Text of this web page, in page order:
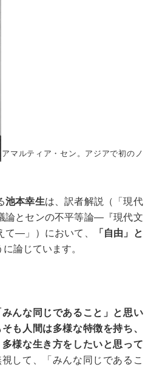
アマルティア・セン。アジアで初のノ
池本幸生は、訳者解説（「現代
論とセンの不平等論―『現代文
て―」）において、
「自由」と
に論じています。
んな同じであること」と思い
も人間は多様な特徴を持ち、
様な生き方をしたいと思って
して、「みんな同じであるこ